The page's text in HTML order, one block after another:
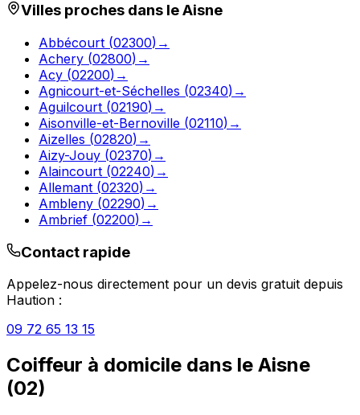
Villes proches dans leAisne
Abbécourt (02300) →
Achery (02800) →
Acy (02200) →
Agnicourt-et-Séchelles (02340) →
Aguilcourt (02190) →
Aisonville-et-Bernoville (02110) →
Aizelles (02820) →
Aizy-Jouy (02370) →
Alaincourt (02240) →
Allemant (02320) →
Ambleny (02290) →
Ambrief (02200) →
Contact rapide
Appelez-nous directement pour un devis gratuit depuis
Haution :
09 72 65 13 15
Coiffeur à domicile dans le Aisne
(02)